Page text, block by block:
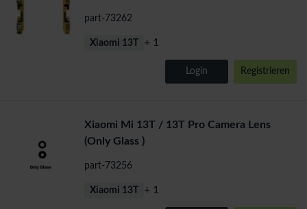
part-73262
Xiaomi 13T + 1
Login Registrieren
Xiaomi Mi 13T / 13T Pro Camera Lens
(Only Glass )
part-73256
Xiaomi 13T + 1